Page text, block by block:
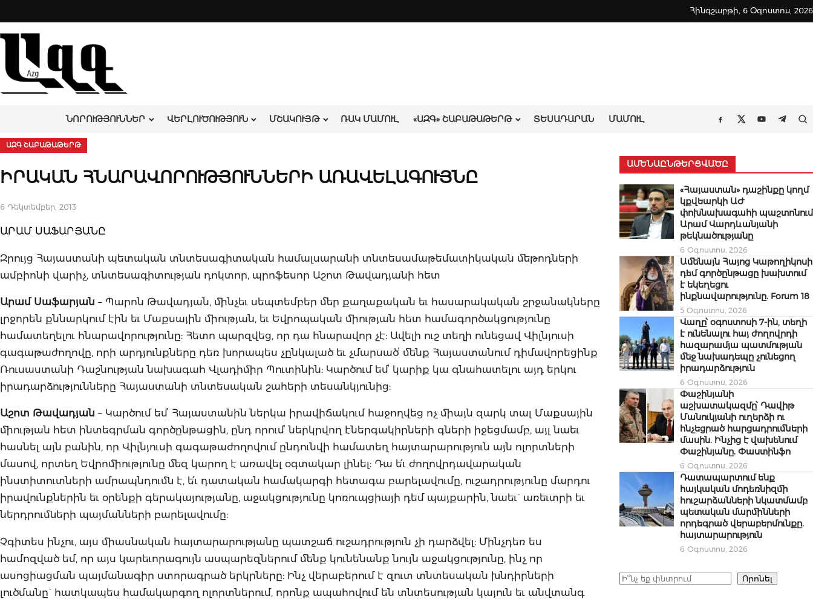
to
content
Հինգշաբթի, 6 Օգոստոս, 2026
ՆՈՐՈՒԹՅՈՒՆՆԵՐ ՎԵՐԼՈՒԾՈՒԹՅՈՒՆ ՄՇԱԿՈՒՅԹ ՌԱԿ ՄԱՄՈՒԼ «ԱԶԳ» ՇԱԲԱԹԱԹԵՐԹ ՏԵՍԱԴԱՐԱՆ ՄԱՄՈՒԼ
Facebook
TwitterYoutube
ԱԶԳ ՇԱԲԱԹԱԹԵՐԹ
ԻՐԱԿԱՆ ՀՆԱՐԱՎՈՐՈՒԹՅՈՒՆՆԵՐԻ ԱՌԱՎԵԼԱԳՈՒՅՆԸ
6 Դեկտեմբեր, 2013
ԱՐԱՄ ՍԱՖԱՐՅԱՆԸ
Զրույց Հայաստանի պետական տնտեսագիտական համալսարանի տնտեսամաթեմատիկական մեթոդների
ամբիոնի վարիչ, տնտեսագիտության դոկտոր, պրոֆեսոր Աշոտ Թավադյանի հետ
Արամ Սաֆարյան – Պարոն Թավադյան, մինչեւ սեպտեմբեր մեր քաղաքական եւ հասարակական շրջանակները
լրջորեն քննարկում էին եւ Մաքսային միության, եւ Եվրոպական միության հետ համագործակցությունը
համատեղելու հնարավորությունը: Հետո պարզվեց, որ դա հնարավոր չէ: Ավելի ուշ տեղի ունեցավ Վիլնյուսի
գագաթաժողովը, որի արդյունքները դեռ խորապես չընկալած եւ չմարսածՙ մենք Հայաստանում դիմավորեցինք
Ռուսաստանի Դաշնության նախագահ Վլադիմիր Պուտինին: Կարծում եմՙ կարիք կա գնահատելու այդ երկու
իրադարձությունները Հայաստանի տնտեսական շահերի տեսանկյունից:
Աշոտ Թավադյան – Կարծում եմՙ Հայաստանին ներկա իրավիճակում հաջողվեց ոչ միայն զարկ տալ Մաքսային
միության հետ ինտեգրման գործընթացին, ընդ որումՙ ներկրվող էներգակիրների գների իջեցմամբ, այլ նաեւ
հասնել այն բանին, որ Վիլնյուսի գագաթաժողովում ընդունվի համատեղ հայտարարություն այն ոլորտների
մասով, որտեղ Եվրոմիությունը մեզ կարող է առավել օգտակար լինել: Դա ե՛ւ ժողովրդավարական
ինստիտուտների ամրապնդումն է, ե՛ւ դատական համակարգի հետագա բարելավումը, ուշադրությունը մարդու
իրավունքներին եւ օրենքի գերակայությանը, աջակցությունը կոռուպցիայի դեմ պայքարին, նաեւ` առեւտրի եւ
ներդրումների պայմանների բարելավումը:
Չգիտես ինչու, այս միասնական հայտարարությանը պատշաճ ուշադրություն չի դարձվել: Մինչդեռ ես
համոզված եմ, որ այս կարեւորագույն ասպարեզներում մենք կունենանք նույն աջակցությունը, ինչ որ
ասոցիացման պայմանագիր ստորագրած երկրները: Ինչ վերաբերում է զուտ տնտեսական խնդիրների
լուծմանը` հատկապես համակարգող ոլորտներում, որոնք ապահովում են տնտեսության կայուն եւ անվտանգ
ԱՄԵՆԱԸՆԹԵՐՑՎԱԾԸ
«Հայաստան» դաշինքը կողմ
կքվեարկի ԱԺ
փոխնախագահի պաշտոնում
Արամ Վարդևանյանի
թեկնածությանը
6 Օգոստոս, 2026
Ամենայն Հայոց Կաթողիկոսի
դեմ գործընթացը խախտում
է եկեղեցու
ինքնավարությունը. Forum 18
5 Օգոստոս, 2026
Վաղը՝ օգոստոսի 7-ին, տեղի
է ունենալու հայ ժողովրդի
հազարամյա պատմության
մեջ նախադեպը չունեցող
իրադարձություն
6 Օգոստոս, 2026
Փաշինյանի
աշխատակազմը՝ Դավիթ
Մանուկյանի ուղերձի ու
հնչեցրած հարցադրումների
մասին. Ինչից է վախենում
Փաշինյանը. Փաստինֆո
6 Օգոստոս, 2026
Դատապարտում ենք
հայկական մոդեռնիզմի
հուշարձանների նկատմամբ
պետական մարմինների
որդեգրած վերաբերմունքը.
հայտարարություն
6 Օգոստոս, 2026
Որոնել Որոնել